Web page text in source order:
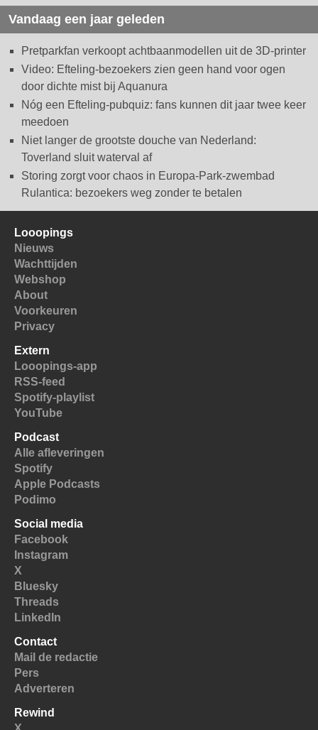
Vandaag een jaar geleden
Pretparkfan verkoopt achtbaanmodellen uit de 3D-printer
Video: Efteling-bezoekers zien geen hand voor ogen
door dichte mist bij Aquanura
Nóg een Efteling-pubquiz: fans kunnen dit jaar twee keer
meedoen
Niet langer de grootste douche van Nederland:
Toverland sluit waterval af
Storing zorgt voor chaos in Europa-Park-zwembad
Rulantica: bezoekers weg zonder te betalen
Looopings
Nieuws
Wachttijden
Webshop
About
Voorkeuren
Privacy
Extern
Looopings-app
RSS-feed
Spotify-playlist
YouTube
Podcast
Alle afleveringen
Spotify
Apple Podcasts
Podimo
Social media
Facebook
Instagram
X
Bluesky
Threads
LinkedIn
Contact
Mail de redactie
Pers
Adverteren
Rewind